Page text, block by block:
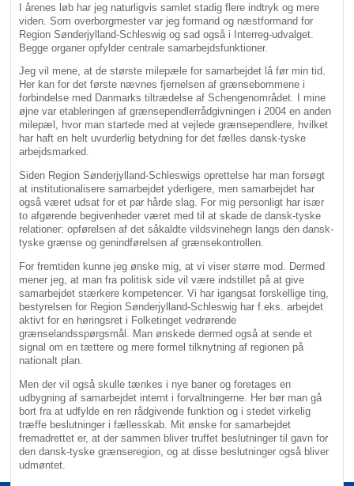
I årenes løb har jeg naturligvis samlet stadig flere indtryk og mere
viden. Som overborgmester var jeg formand og næstformand for
Region Sønderjylland-Schleswig og sad også i Interreg-udvalget.
Begge organer opfylder centrale samarbejdsfunktioner.
Jeg vil mene, at de største milepæle for samarbejdet lå før min tid.
Her kan for det første nævnes fjernelsen af grænsebommene i
forbindelse med Danmarks tiltrædelse af Schengenområdet. I mine
øjne var etableringen af grænsependlerrådgivningen i 2004 en anden
milepæl, hvor man startede med at vejlede grænsependlere, hvilket
har haft en helt uvurderlig betydning for det fælles dansk-tyske
arbejdsmarked.
Siden Region Sønderjylland-Schleswigs oprettelse har man forsøgt
at institutionalisere samarbejdet yderligere, men samarbejdet har
også været udsat for et par hårde slag. For mig personligt har især
to afgørende begivenheder været med til at skade de dansk-tyske
relationer: opførelsen af det såkaldte vildsvinehegn langs den dansk-
tyske grænse og genindførelsen af grænsekontrollen.
For fremtiden kunne jeg ønske mig, at vi viser større mod. Dermed
mener jeg, at man fra politisk side vil være indstillet på at give
samarbejdet stærkere kompetencer. Vi har igangsat forskellige ting,
bestyrelsen for Region Sønderjylland-Schleswig har f.eks. arbejdet
aktivt for en høringsret i Folketinget vedrørende
grænselandsspørgsmål. Man ønskede dermed også at sende et
signal om en tættere og mere formel tilknytning af regionen på
nationalt plan.
Men der vil også skulle tænkes i nye baner og foretages en
udbygning af samarbejdet internt i forvaltningerne. Her bør man gå
bort fra at udfylde en ren rådgivende funktion og i stedet virkelig
træffe beslutninger i fællesskab. Mit ønske for samarbejdet
fremadrettet er, at der sammen bliver truffet beslutninger til gavn for
den dansk-tyske grænseregion, og at disse beslutninger også bliver
udmøntet.